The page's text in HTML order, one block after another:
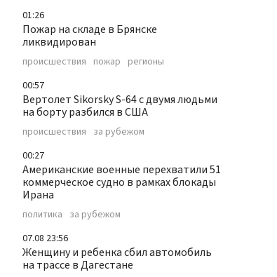
01:26
Пожар на складе в Брянске
ликвидирован
происшествия пожар регионы
00:57
Вертолет Sikorsky S-64 с двумя людьми
на борту разбился в США
происшествия за рубежом
00:27
Американские военные перехватили 51
коммерческое судно в рамках блокады
Ирана
политика за рубежом
07.08 23:56
Женщину и ребенка сбил автомобиль
на трассе в Дагестане